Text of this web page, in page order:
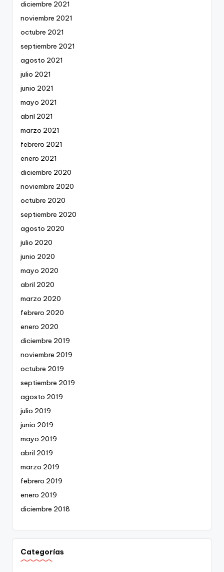
diciembre 2021
noviembre 2021
octubre 2021
septiembre 2021
agosto 2021
julio 2021
junio 2021
mayo 2021
abril 2021
marzo 2021
febrero 2021
enero 2021
diciembre 2020
noviembre 2020
octubre 2020
septiembre 2020
agosto 2020
julio 2020
junio 2020
mayo 2020
abril 2020
marzo 2020
febrero 2020
enero 2020
diciembre 2019
noviembre 2019
octubre 2019
septiembre 2019
agosto 2019
julio 2019
junio 2019
mayo 2019
abril 2019
marzo 2019
febrero 2019
enero 2019
diciembre 2018
Categorías